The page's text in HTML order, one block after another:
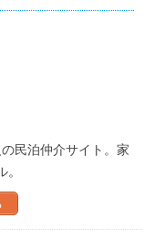
民泊仲介サイト。家